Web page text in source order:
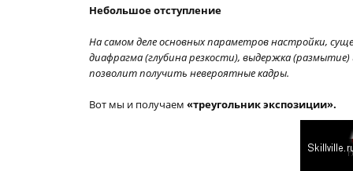
Небольшое отступление
На самом деле основных параметров настройки,
диафрагма (глубина резкости), выдержка
позволит получить невероятные кадры.
Вот мы и получаем «треугольник экспозиции».